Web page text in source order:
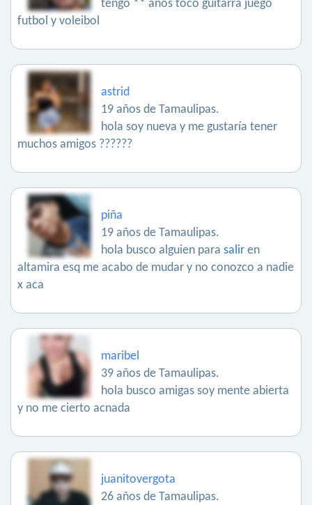
tengo ** años toco guitarra juego
futbol y voleibol
astrid
19 años de Tamaulipas.
hola soy nueva y me gustaría tener
muchos amigos ??????
piña
19 años de Tamaulipas.
hola busco alguien para salir en
altamira esq me acabo de mudar y no conozco a nadie
x aca
maribel
39 años de Tamaulipas.
hola busco amigas soy mente abierta
y no me cierto acnada
juanitovergota
26 años de Tamaulipas.